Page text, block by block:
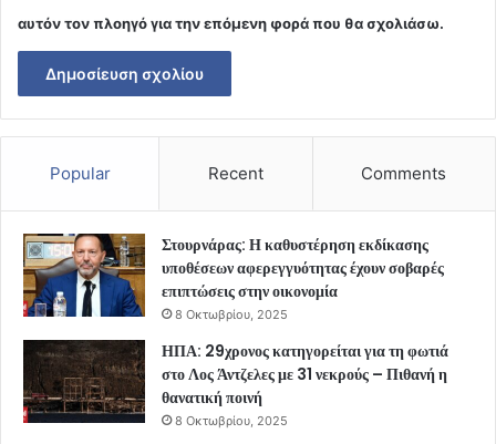
αυτόν τον πλοηγό για την επόμενη φορά που θα σχολιάσω.
Popular Recent Comments
Στουρνάρας: Η καθυστέρηση εκδίκασης
υποθέσεων αφερεγγυότητας έχουν σοβαρές
επιπτώσεις στην οικονομία
8 Οκτωβρίου, 2025
ΗΠΑ: 29χρονος κατηγορείται για τη φωτιά
στο Λος Άντζελες με 31 νεκρούς – Πιθανή η
θανατική ποινή
8 Οκτωβρίου, 2025